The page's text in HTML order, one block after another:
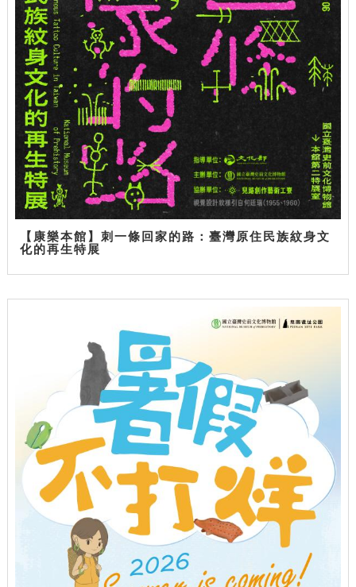
【康樂本館】刺一條回家的路：臺灣原住民族紋身文
化的再生特展